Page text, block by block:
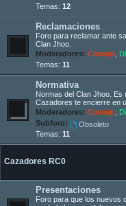
Temas: 12
Reclamaciones
Foro para reclamar ante
Clan Jhoo.
Moderadores: Concejo
Temas: 11
Normativa
Normas del Clan Jhoo.
Cazadores te encierre en
Moderadores: Concejo
Subforo:
Obsoleto
Temas: 11
Cazadores RC0
Presentaciones
Foro para que los nuevos